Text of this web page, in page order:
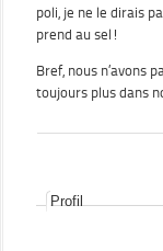
poli, je ne le dirais
prend au sel!
Bref, nous n’avons
toujours plus dans
Profil